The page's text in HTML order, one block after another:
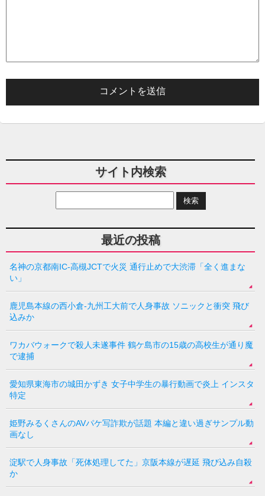
サイト内検索
最近の投稿
名神の京都南IC-高槻JCTで火災 通行止めで大渋滞「全く進まな
い」
鹿児島本線の西小倉-九州工大前で人身事故 ソニックと衝突 飛び
込みか
ワカバウォークで殺人未遂事件 鶴ケ島市の15歳の高校生が通り魔
で逮捕
愛知県東海市の城田かずき 女子中学生の暴行動画で炎上 インスタ
特定
姫野みるくさんのAVパケ写詐欺が話題 本編と違い過ぎサンプル動
画なし
淀駅で人身事故「死体処理してた」京阪本線が遅延 飛び込み自殺
か